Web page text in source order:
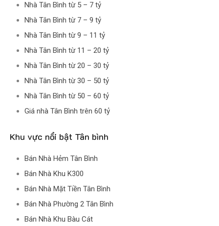
Nhà Tân Bình từ 5 – 7 tỷ
Nhà Tân Bình từ 7 – 9 tỷ
Nhà Tân Bình từ 9 – 11 tỷ
Nhà Tân Bình từ 11 – 20 tỷ
Nhà Tân Bình từ 20 – 30 tỷ
Nhà Tân Bình từ 30 – 50 tỷ
Nhà Tân Bình từ 50 – 60 tỷ
Giá nhà Tân Bình trên 60 tỷ
Khu vực nổi bật Tân bình
Bán Nhà Hẻm Tân Bình
Bán Nhà Khu K300
Bán Nhà Mặt Tiền Tân Bình
Bán Nhà Phường 2 Tân Bình
Bán Nhà Khu Bàu Cát